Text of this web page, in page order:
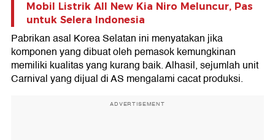
Mobil Listrik All New Kia Niro Meluncur, Pas
untuk Selera Indonesia
Pabrikan asal Korea Selatan ini menyatakan jika
komponen yang dibuat oleh pemasok kemungkinan
memiliki kualitas yang kurang baik. Alhasil, sejumlah unit
Carnival yang dijual di AS mengalami cacat produksi.
ADVERTISEMENT